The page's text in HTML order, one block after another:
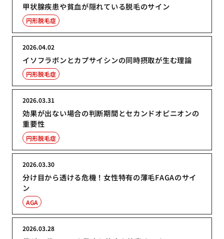
甲状腺疾患や貧血が隠れている脱毛のサイン
円形脱毛症
イソフラボンとカプサイシンの同時摂取が生む理論
2026.04.02
円形脱毛症
効果が出ない場合の判断期間とセカンドオピニオンの
重要性
2026.03.31
円形脱毛症
分け目から透ける危機！女性特有の薄毛FAGAのサイ
ン
2026.03.30
AGA
2026.03.28